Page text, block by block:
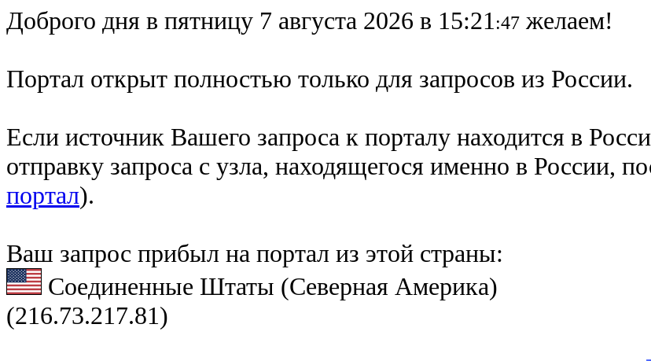
Доброго дня в пятницу 7 августа 2026 в 15:21 :47 желаем!
Портал открыт полностью только для запросов из России.
Если источник Вашего запроса к порталу находится в
отправку запроса с узла, находящегося именно в России,
портал).
Ваш запрос прибыл на портал из этой страны:
Соединенные Штаты (Северная Америка)
(216.73.217.81)